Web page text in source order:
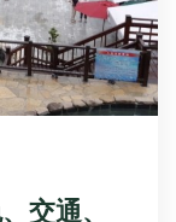
交通、